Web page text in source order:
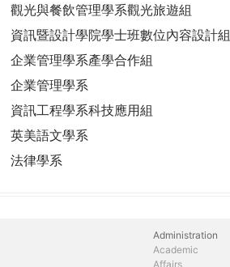
觀光與餐飲管理學系觀光旅遊組
資訊暨設計學院學士班數位內容設計組
企業管理學系產學合作組
企業管理學系
資訊工程學系科技應用組
英美語文學系
法律學系
Administration
Academic
Affairs